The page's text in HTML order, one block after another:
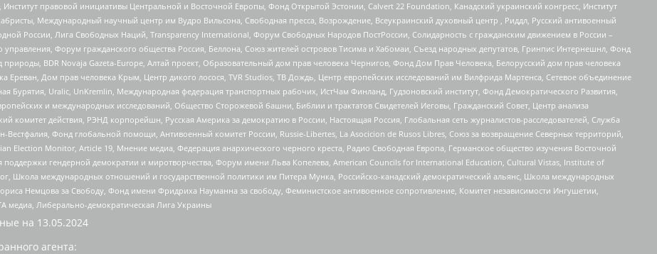
правовой инициативы Центральной и Восточной Европы, Фонд Открытой Эстонии, Calvert 22 Foundation, Канадский украинский конгресс, Институт
Международный научный центр им Вудро Вильсона, Свободная пресса, Возрождение, Всеукраинский духовный центр , Риддл, Русский антивоенный
России, Лига Свободных Наций, Transparеncy International, Форум Свободных Народов ПостРоссии, Солидарность с гражданским движением в России –
управления, Форум гражданского общества Россия, Беллона, Союз жителей островов Тисима и Хабомаи, Съезд народных депутатов, Гринпис Интернешнл, Фонд
BDR Novaja Gazeta-Europe, Алтай проект, Образовательный дом прав человека Чернигов, Фонд Дом Прав Человека, Белорусский дом прав человека
Ереван, Дом прав человека Крым, Центр дикого лосося, TVR Studios, ТВ Дождь, Центр европейских исследований им Вилфрида Мартенса, Сетевое объединение
Бурятия, Uralic, UnKremlin, Международная федерация транспортных рабочих, ИстЧам Финланд, Гудзоновский институт, Фонд Демократического Развития,
и международных исследований, Общество Сторожевой башни, Библии и трактатов Свидетелей Иеговы, Гражданский Совет, Центр анализа
комитет действия, РЭНД корпорейшн, Русская Америка за демократию в России, Настоящая Россия, Глобальная сеть журналистов-расследователей, Служба
Фонд глобальной помощи, Антивоенный комитет России, Russie-Libertes, La Asocicion de Rusos Libres, Союз за возвращение Северных территорий,
Election Monitor, Article 19, Мнение медиа, Федерация анархического черного креста, Радио Свободная Европа, Германское общество изучения Восточной
гендерной демократии и миротворчества, Форум имени Льва Копелева, American Councils for International Education, Cultural Vistas, Institute of
Школа международных отношений и государственной политики им Питера Мунка, Российско-канадский демократический альянс, Школа международных
Немцова за Свободу, Фонд имени Фридриха Науманна за свободу, Феминистское антивоенное сопротивление, Комитет независимости Ингушетии,
медиа, Либерально-демократическая Лига Украины
на 13.05.2024
агента: